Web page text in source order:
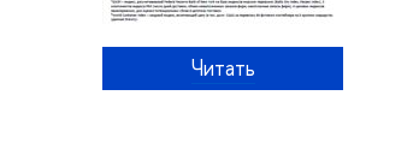
Читать